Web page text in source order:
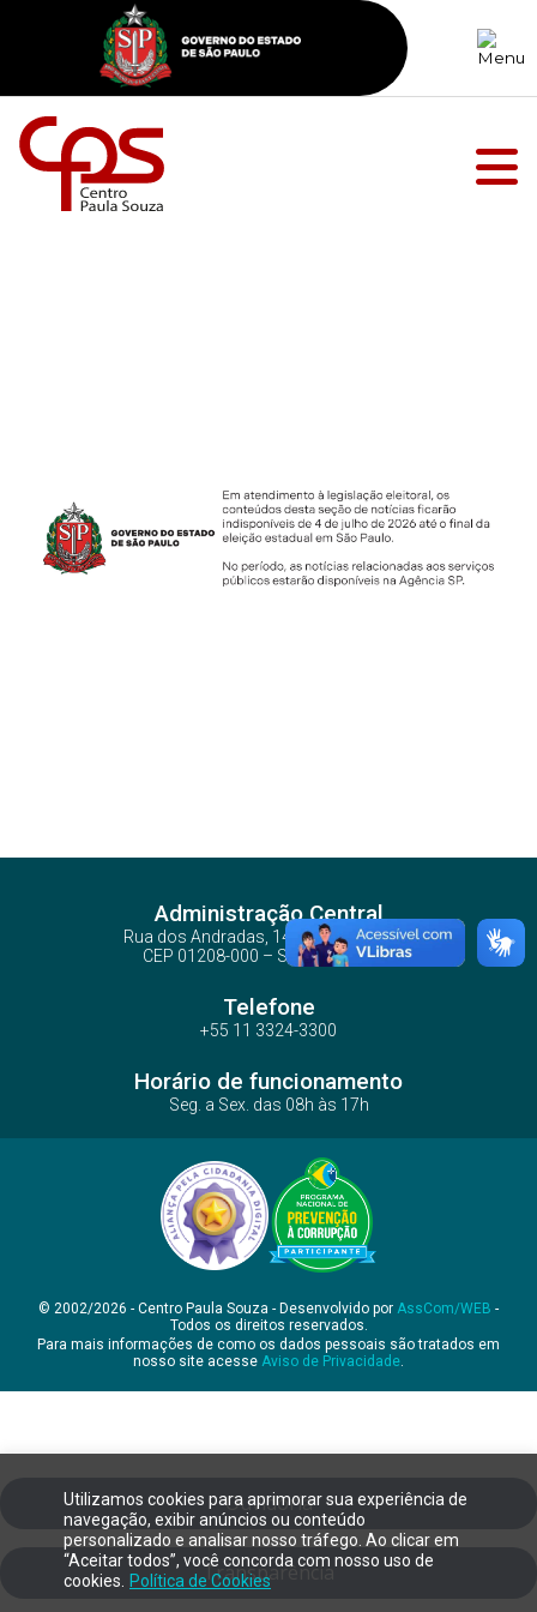
Utilizamos cookies para aprimorar sua experiência de
navegação, exibir anúncios ou conteúdo
personalizado e analisar nosso tráfego. Ao clicar em
“Aceitar todos”, você concorda com nosso uso de
cookies.
Política de Cookies
Administração Central
Rua dos Andradas, 140 - Santa Ifigênia
CEP 01208-000 – São Paulo – SP
Telefone
+55 11 3324-3300
Horário de funcionamento
Seg. a Sex. das 08h às 17h
© 2002/2026 - Centro Paula Souza - Desenvolvido por AssCom/WEB -
Todos os direitos reservados.
Para mais informações de como os dados pessoais são tratados em
nosso site acesse Aviso de Privacidade.
Ouvidoria
Transparência